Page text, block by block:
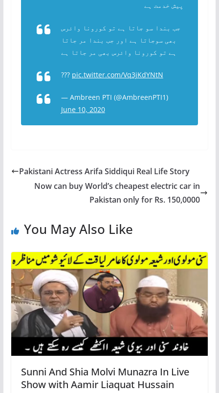
پیش خدمت ہے
جب بندا سو جاتا ہے تو کورونا وائرس
بھی سوجاتا ہے اور جب بندا مر جاتا
ہے تو کورونا وائرس بھی مر جاتا ہے
??? pic.twitter.com/Vq3jKdYNtN
— Ambreen PTI (@AmbreenPTI1)
June 10, 2020
Pakistani Actress Arifa Siddiqui Real Life Story
Now can buy World’s cheapest electric car in
Pakistan only for Rs. 150,0000
You May Also Like
Sunni And Shia Molvi Munazra In Live
Show with Aamir Liaquat Hussain